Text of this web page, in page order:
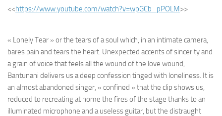
<<https://www.youtube.com/watch?v=wpGCb_pPOLM>>
« Lonely Tear » or the tears of a soul which, in an intimate camera,
bares pain and tears the heart. Unexpected accents of sincerity and
a grain of voice that feels all the wound of the love wound,
Bantunani delivers us a deep confession tinged with loneliness. It is
an almost abandoned singer, « confined » that the clip shows us,
reduced to recreating at home the fires of the stage thanks to an
illuminated microphone and a useless guitar, but the distraught